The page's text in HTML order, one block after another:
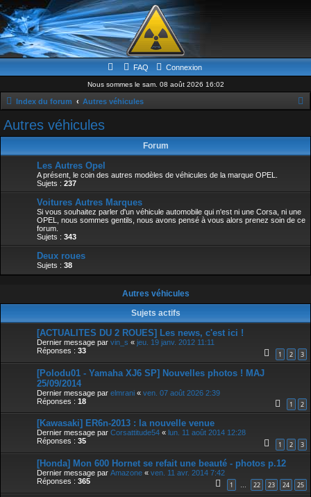
FAQ Connexion
Nous sommes le sam. 08 août 2026 16:02
Index du forum Autres véhicules
h
Autres véhicules
Forum
Les Autres Opel
A présent, le coin des autres modèles de véhicules de la marque OPEL.
Sujets : 237
Voitures Autres Marques
Si vous souhaitez parler d'un véhicule automobile qui n'est ni une Corsa, ni une
OPEL, nous sommes gentils, nous avons pensé à vous alors prenez soin de ce
forum.
Sujets : 343
Deux roues
Sujets : 38
Autres véhicules
Sujets actifs
[ACTUALITES DU 2 ROUES] Les news, c'est ici !
Dernier message par vin_s « jeu. 19 janv. 2012 11:11
Réponses : 33 1 2 3
[Polodu01 - Yamaha XJ6 SP] Nouvelles photos ! MAJ
25/09/2014
Dernier message par elmrani « ven. 07 août 2026 2:39
Réponses : 18 1 2
[Kawasaki] ER6n-2013 : la nouvelle venue
Dernier message par Corsattitude54 « lun. 11 août 2014 12:28
Réponses : 35 1 2 3
[Honda] Mon 600 Hornet se refait une beauté - photos p.12
Dernier message par Amazone « ven. 11 avr. 2014 7:42
Réponses : 365 1 … 22 23 24 25